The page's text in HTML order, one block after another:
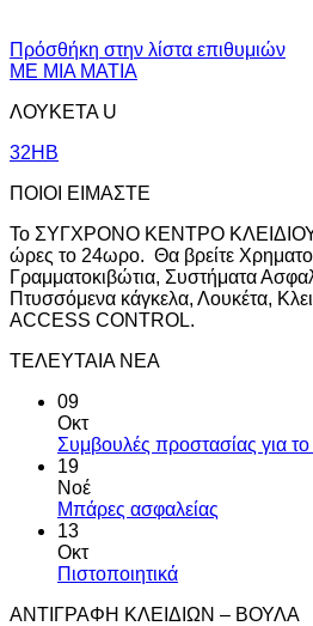
Πρόσθήκη στην λίστα επιθυμιών
ΜΕ ΜΙΑ ΜΑΤΙΑ
ΛΟΥΚΕΤΑ U
32HB
ΠΟΙΟΙ ΕΙΜΑΣΤΕ
Το ΣΥΓΧΡΟΝΟ ΚΕΝΤΡΟ ΚΛΕΙΔΙΟΥ
ώρες το 24ωρο. Θα βρείτε
Γραμματοκιβώτια, Συστήματα
Πτυσσόμενα κάγκελα, Λουκέτα,
ACCESS CONTROL.
ΤΕΛΕΥΤΑΙΑ ΝΕΑ
09
Οκτ
Συμβουλές προστασίας για το
19
Νοέ
Μπάρες ασφαλείας
13
Οκτ
Πιστοποιητικά
ΑΝΤΙΓΡΑΦΗ ΚΛΕΙΔΙΩΝ – ΒΟΥΛΑ